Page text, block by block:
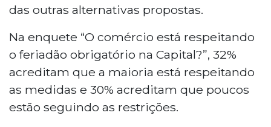
das outras alternativas propostas.
Na enquete “O comércio está respeitando
o feriadão obrigatório na Capital?”, 32%
acreditam que a maioria está respeitando
as medidas e 30% acreditam que poucos
estão seguindo as restrições.